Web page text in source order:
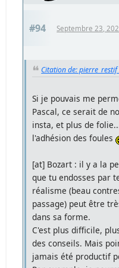
#94 Septembre 23,
Citation de:
Si je pouvais me
Pascal, ce serait de
insta, et plus de
l'adhésion des foules
[at] Bozart : il y a la
que tu endosses par
réalisme (beau
passage) peut être
dans sa forme.
C'est plus difficile,
des conseils. Mais
jamais été productif